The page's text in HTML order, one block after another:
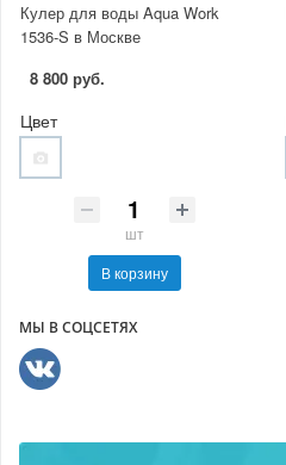
Кулер для воды Aqua Work
1536-S в Москве
8 800 руб.
Цвет
шт
В корзину
МЫ В СОЦСЕТЯХ